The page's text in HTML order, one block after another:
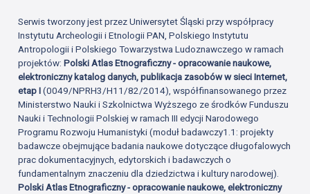
Serwis tworzony jest przez Uniwersytet Śląski przy współpracy
Instytutu Archeologii i Etnologii PAN, Polskiego Instytutu
Antropologii i Polskiego Towarzystwa Ludoznawczego w ramach
projektów:Polski Atlas Etnograficzny - opracowanie naukowe,
elektroniczny katalog danych, publikacja zasobów w sieci Internet,
etap I(0049/NPRH3/H11/82/2014), współfinansowanego przez
Ministerstwo Nauki i Szkolnictwa Wyższego ze środków Funduszu
Nauki i Technologii Polskiej w ramach III edycji Narodowego
Programu Rozwoju Humanistyki (moduł badawczy1.1: projekty
badawcze obejmujące badania naukowe dotyczące długofalowych
prac dokumentacyjnych, edytorskich i badawczych o
fundamentalnym znaczeniu dla dziedzictwa i kultury narodowej).
Polski Atlas Etnograficzny - opracowanie naukowe, elektroniczny